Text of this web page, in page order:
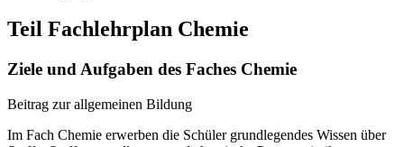
Teil Fachlehrplan Chemie
Ziele und Aufgaben des Faches Chemie
Beitrag zur allgemeinen Bildung
Im Fach Chemie erwerben die Schüler grundlegendes Wissen über